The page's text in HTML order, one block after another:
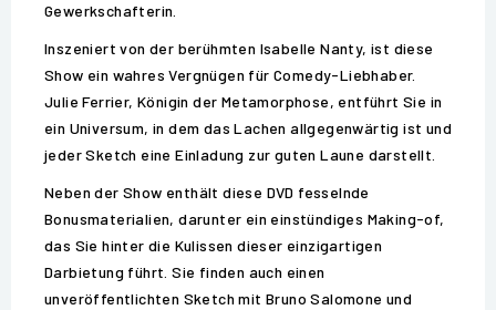
Gewerkschafterin.
Inszeniert von der berühmten Isabelle Nanty, ist diese
Show ein wahres Vergnügen für Comedy-Liebhaber.
Julie Ferrier, Königin der Metamorphose, entführt Sie in
ein Universum, in dem das Lachen allgegenwärtig ist und
jeder Sketch eine Einladung zur guten Laune darstellt.
Neben der Show enthält diese DVD fesselnde
Bonusmaterialien, darunter ein einstündiges Making-of,
das Sie hinter die Kulissen dieser einzigartigen
Darbietung führt. Sie finden auch einen
unveröffentlichten Sketch mit Bruno Salomone und